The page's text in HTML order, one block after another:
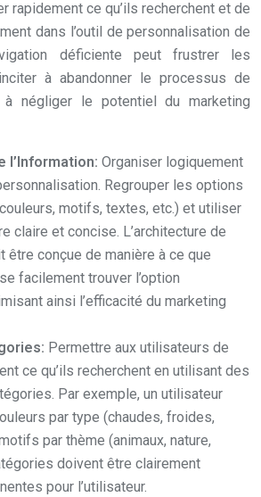
rapidement ce qu’ils recherchent et de
dans l’outil de personnalisation de
déficiente peut frustrer les
à abandonner le processus de
à négliger le potentiel du marketing
l’Information: Organiser logiquement
Regrouper les options
motifs, textes, etc.) et utiliser
claire et concise. L’architecture de
être conçue de manière à ce que
facilement trouver l’option
ainsi l’efficacité du marketing
Permettre aux utilisateurs de
ce qu’ils recherchent en utilisant des
Par exemple, un utilisateur
par type (chaudes, froides,
par thème (animaux, nature,
doivent être clairement
pour l’utilisateur.